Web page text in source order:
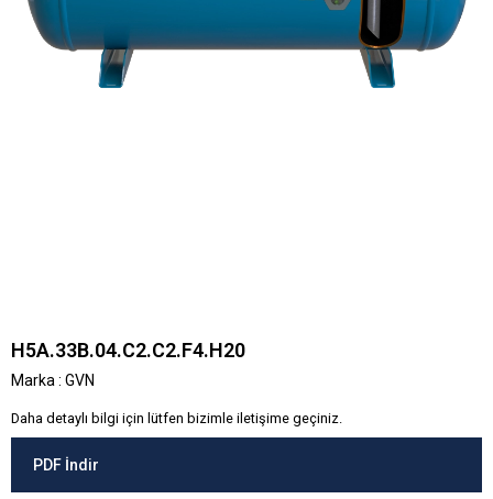
H5A.33B.04.C2.C2.F4.H20
Marka : GVN
Daha detaylı bilgi için lütfen bizimle iletişime geçiniz.
PDF İndir